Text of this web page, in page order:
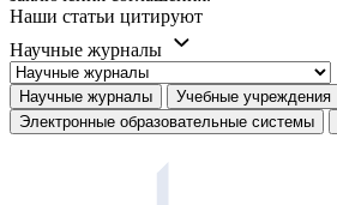
Наши статьи цитируют
Научные журналы
Научные журналы
Учебные учреждения
Электронные образовательные системы